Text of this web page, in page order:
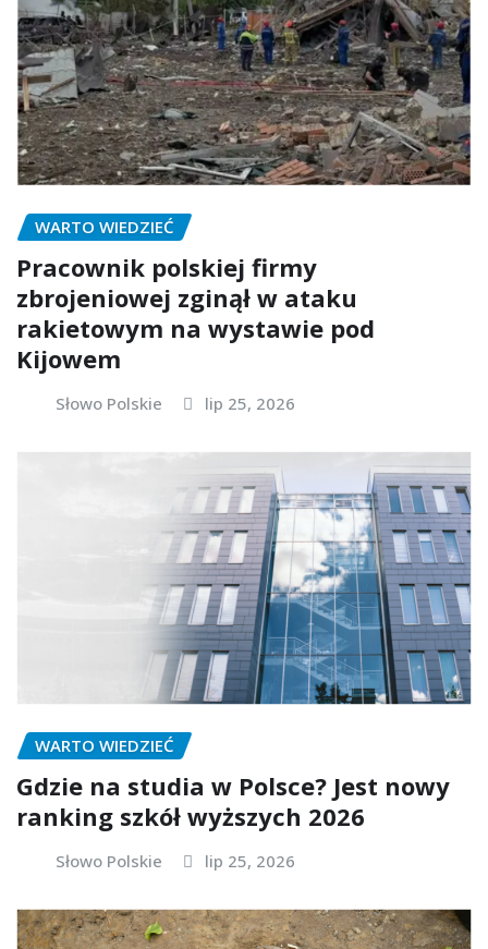
WARTO WIEDZIEĆ
Pracownik polskiej firmy
zbrojeniowej zginął w ataku
rakietowym na wystawie pod
Kijowem
Słowo Polskie lip 25, 2026
WARTO WIEDZIEĆ
Gdzie na studia w Polsce? Jest nowy
ranking szkół wyższych 2026
Słowo Polskie lip 25, 2026